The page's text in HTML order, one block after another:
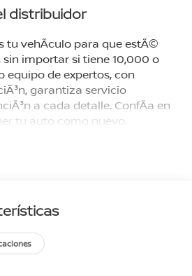
distribuidor
tu vehÃ­culo para que estÃ©
sin importar si tiene 10,000 o
equipo de expertos, con
garantiza servicio
a cada detalle. ConfÃ­a en
tu auto como nuevo.